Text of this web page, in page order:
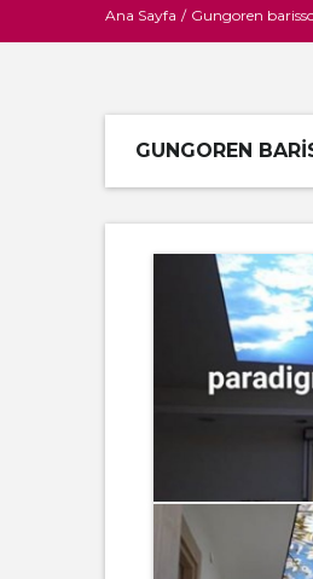
Ana Sayfa / Gungoren
GUNGOREN